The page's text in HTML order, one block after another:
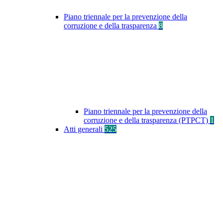
Piano triennale per la prevenzione della
corruzione e della trasparenza 8
Piano triennale per la prevenzione della
corruzione e della trasparenza (PTPCT) 1
Atti generali 525